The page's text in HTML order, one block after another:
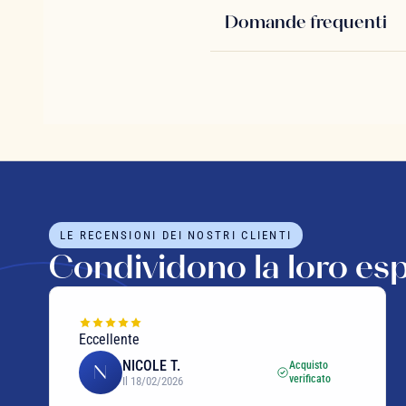
Domande frequenti
LE RECENSIONI DEI NOSTRI CLIENTI
Condividono la loro
Eccellente
N NICOLE T.
Il 18/02/2026
Acquisto
verificato